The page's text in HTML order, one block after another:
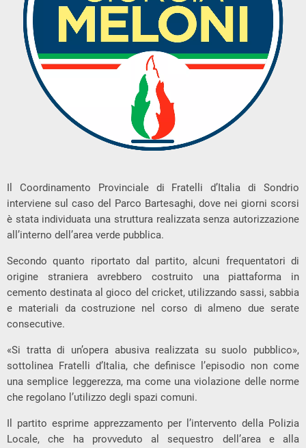
Il Coordinamento Provinciale di Fratelli d’Italia di Sondrio
interviene sul caso del Parco Bartesaghi, dove nei giorni scorsi
è stata individuata una struttura realizzata senza autorizzazione
all’interno dell’area verde pubblica.
Secondo quanto riportato dal partito, alcuni frequentatori di
origine straniera avrebbero costruito una piattaforma in
cemento destinata al gioco del cricket, utilizzando sassi, sabbia
e materiali da costruzione nel corso di almeno due serate
consecutive.
«Si tratta di un’opera abusiva realizzata su suolo pubblico»,
sottolinea Fratelli d’Italia, che definisce l’episodio non come
una semplice leggerezza, ma come una violazione delle norme
che regolano l’utilizzo degli spazi comuni.
Il partito esprime apprezzamento per l’intervento della Polizia
Locale, che ha provveduto al sequestro dell’area e alla